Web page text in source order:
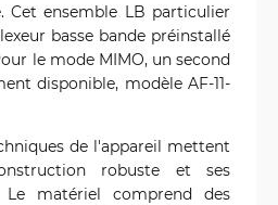
Cet ensemble LB particulier
basse bande préinstallé
le mode MIMO, un second
disponible, modèle AF-11-
de l'appareil mettent
robuste et ses
Le matériel comprend des